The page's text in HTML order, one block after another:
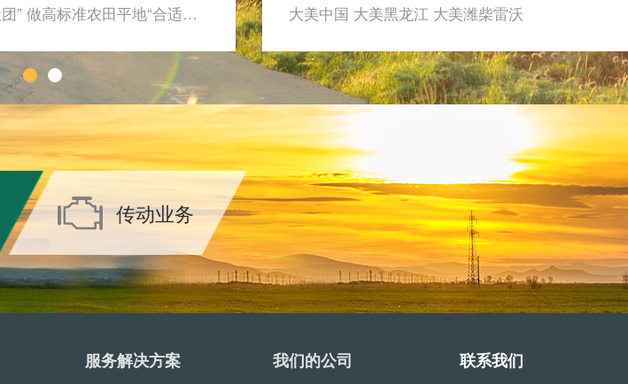
云贵川马力“最强天团” 做高标准农田平地“合适得很” 大美中国 大美黑龙江 大美潍柴雷沃
传动业务
服务解决方案 我们的公司 联系我们